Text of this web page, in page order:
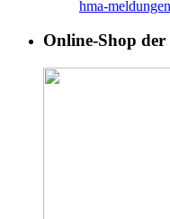
hma-
Online-Shop